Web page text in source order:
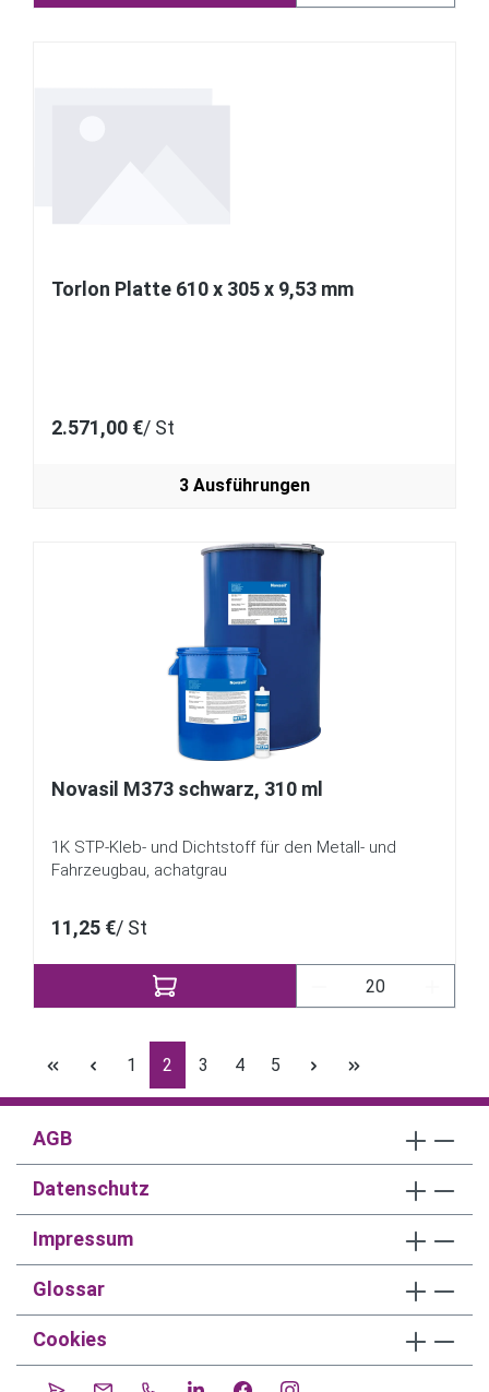
Torlon Platte 610 x 305 x 9,53 mm
2.571,00 €/ St
3 Ausführungen
Novasil M373 schwarz, 310 ml
1K STP-Kleb- und Dichtstoff für den Metall- und
Fahrzeugbau, achatgrau
11,25 €/ St
Produkt Anzahl:
Seite
1 Seite
2 Seite
3 Seite
4 Seite
5
AGB
Datenschutz
Impressum
Glossar
Cookies